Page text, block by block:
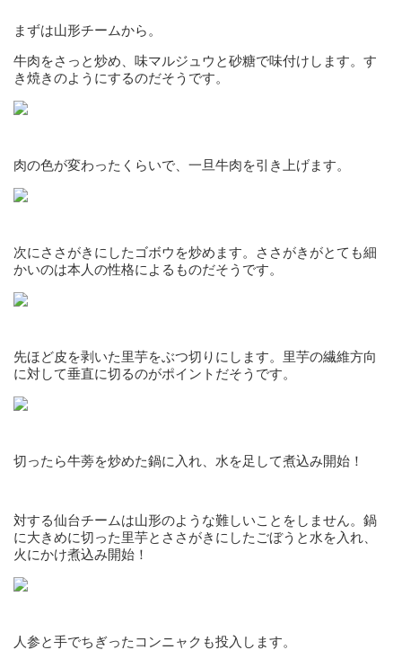
まずは山形チームから。
牛肉をさっと炒め、味マルジュウと砂糖で味付けします。す
き焼きのようにするのだそうです。
肉の色が変わったくらいで、一旦牛肉を引き上げます。
次にささがきにしたゴボウを炒めます。ささがきがとても細
かいのは本人の性格によるものだそうです。
先ほど皮を剥いた里芋をぶつ切りにします。里芋の繊維方向
に対して垂直に切るのがポイントだそうです。
切ったら牛蒡を炒めた鍋に入れ、水を足して煮込み開始！
対する仙台チームは山形のような難しいことをしません。鍋
に大きめに切った里芋とささがきにしたごぼうと水を入れ、
火にかけ煮込み開始！
人参と手でちぎったコンニャクも投入します。